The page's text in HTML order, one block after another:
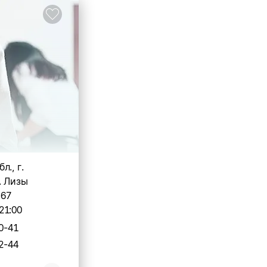
г.
Лизы
41
44